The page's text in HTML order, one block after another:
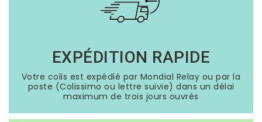
EXPÉDITION RAPIDE
Votre colis est expédié par Mondial Relay ou par la
poste (Colissimo ou lettre suivie) dans un délai
maximum de trois jours ouvrés